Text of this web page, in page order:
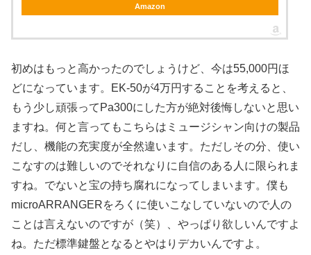
Amazon
初めはもっと高かったのでしょうけど、今は55,000円ほ
どになっています。EK-50が4万円することを考えると、
もう少し頑張ってPa300にした方が絶対後悔しないと思い
ますね。何と言ってもこちらはミュージシャン向けの製品
だし、機能の充実度が全然違います。ただしその分、使い
こなすのは難しいのでそれなりに自信のある人に限られま
すね。でないと宝の持ち腐れになってしまいます。僕も
microARRANGERをろくに使いこなしていないので人の
ことは言えないのですが（笑）、やっぱり欲しいんですよ
ね。ただ標準鍵盤となるとやはりデカいんですよ。